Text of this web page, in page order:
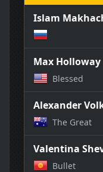
Islam
Max Holloway
Blessed
Alexander
The Great
Valentina
Bullet